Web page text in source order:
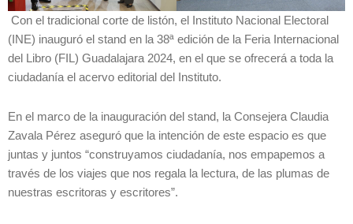
Con el tradicional corte de listón, el Instituto Nacional Electoral
(INE) inauguró el stand en la 38ª edición de la Feria Internacional
del Libro (FIL) Guadalajara 2024, en el que se ofrecerá a toda la
ciudadanía el acervo editorial del Instituto.
En el marco de la inauguración del stand, la Consejera Claudia
Zavala Pérez aseguró que la intención de este espacio es que
juntas y juntos “construyamos ciudadanía, nos empapemos a
través de los viajes que nos regala la lectura, de las plumas de
nuestras escritoras y escritores”.